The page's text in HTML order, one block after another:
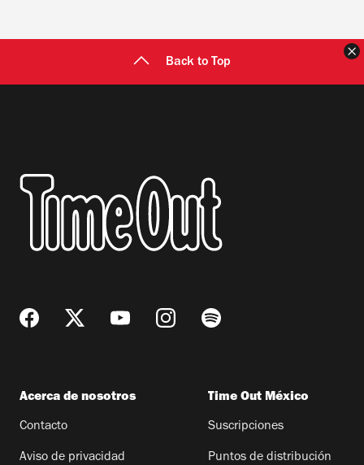
Back to Top
Acerca de nosotros
Contacto
Aviso de privacidad
Time Out México
Suscripciones
Puntos de distribución